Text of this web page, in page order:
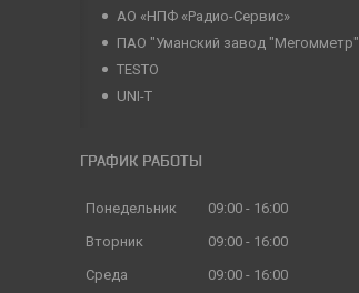
АО «НПФ «Радио-Сервис»
ПАО "Уманский завод "Мегомметр"
TESTO
UNI-T
ГРАФИК РАБОТЫ
Понедельник 09:00
16:00
Вторник
09:00
16:00
Среда
09:00 16:00